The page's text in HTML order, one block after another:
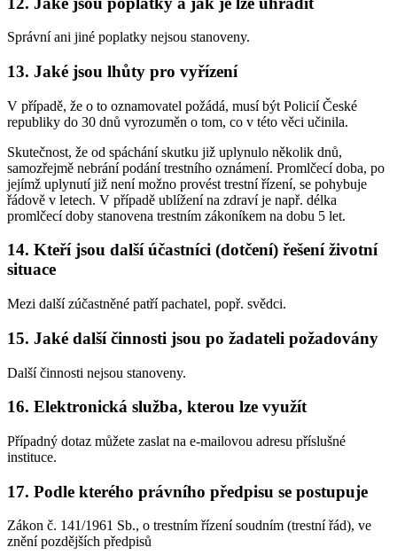
Správní ani jiné poplatky nejsou stanoveny.
13. Jaké jsou lhůty pro vyřízení
V případě, že o to oznamovatel požádá, musí být Policií České
republiky do 30 dnů vyrozuměn o tom, co v této věci učinila.
Skutečnost, že od spáchání skutku již uplynulo několik dnů,
samozřejmě nebrání podání trestního oznámení. Promlčecí doba, po
jejímž uplynutí již není možno provést trestní řízení, se pohybuje
řádově v letech. V případě ublížení na zdraví je např. délka
promlčecí doby stanovena trestním zákoníkem na dobu 5 let.
14. Kteří jsou další účastníci (dotčení) řešení životní
situace
Mezi další zúčastněné patří pachatel, popř. svědci.
15. Jaké další činnosti jsou po žadateli požadovány
Další činnosti nejsou stanoveny.
16. Elektronická služba, kterou lze využít
Případný dotaz můžete zaslat na e-mailovou adresu příslušné
instituce.
17. Podle kterého právního předpisu se postupuje
Zákon č. 141/1961 Sb., o trestním řízení soudním (trestní řád), ve
znění pozdějších předpisů